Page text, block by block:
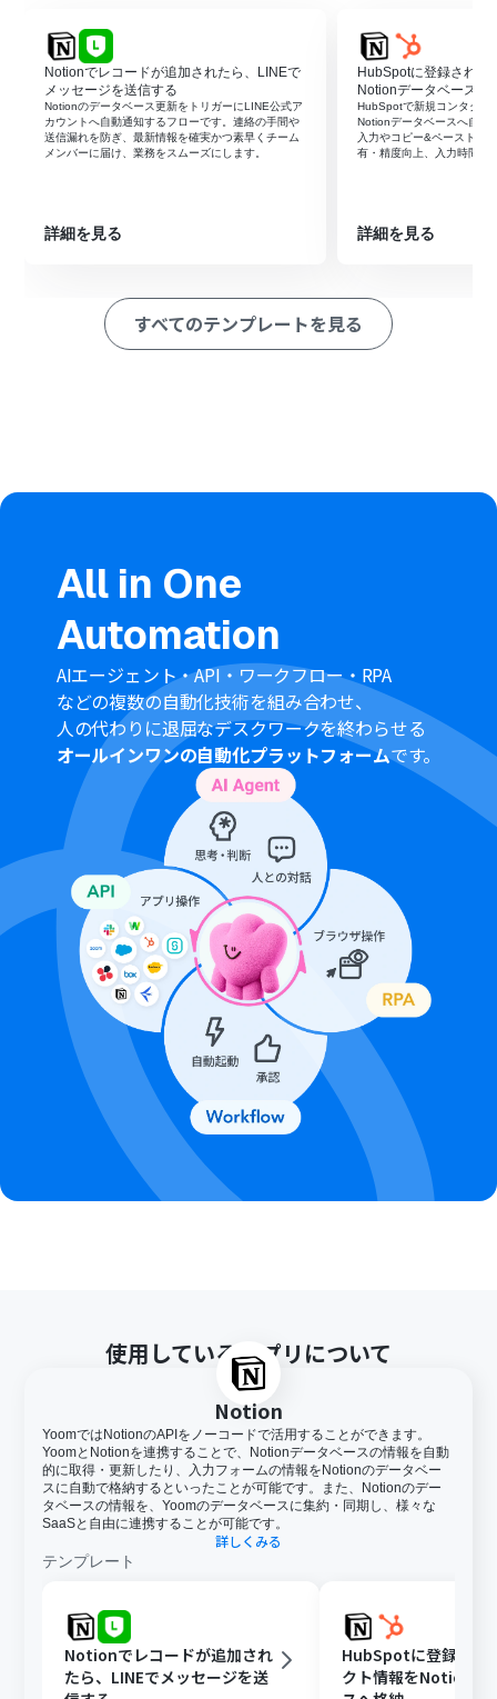
はじめに、NotionとOutlookをYoomと連携する
次に、トリガーでNotionを選択し、「特定のデータソー
スのページが作成・更新されたら」というアクションを設
定する
次に、オペレーションで分岐機能を設定し、特定の条件
に応じて後続の処理を分岐させる
得する
最後に、オペレーションでOutlookの「タスクを作成する
※「トリガー」：フロー起動のきっかけとなるアクション、「オ
ペレーション」：トリガー起動後、フロー内で処理を行うアク
そのままOutlookの予定に反映されます
Notion、OutlookのそれぞれとYoomを連携してくださ
い。
トリガーは5分、10分、15分、30分、60分の間隔で起動
間隔を選択できます。
プランによって最短の起動間隔が異なりますので、ご注意
ください。
Microsoft365（旧Office365）には、家庭向けプランと一
般法人向けプラン（Microsoft365 Business）があり、一
般法人向けプランに加入していない場合には認証に失敗
する可能性があります。
分岐はパーソナルプラン以上のプランでご利用いただけ
る機能（オペレーション）となっております。フリープラ
ンの場合は設定しているフローボットのオペレーション
はエラーとなりますので、ご注意ください。
パーソナルプランなどの有料プランは、2週間の無料トラ
イアルを行うことが可能です。無料トライアル中には制限
対象のアプリや機能（オペレーション）を使用すること
ができます。詳しくは、料金プラン
のページをご参照くだ
さい。
Notionでレコードが追加されたら、LINEで
メッセージを送信する
Notionのデータベース更新をトリガーにLINE公式ア
カウントへ自動通知するフローです。連絡の手間や
送信漏れを防ぎ、最新情報を確実かつ素早くチーム
メンバーに届け、業務をスムーズにします。
詳細を見る
HubSpotに登録された
Notionデータベースへ
HubSpotで新規コンタクト
Notionデータベースへ自動
入力やコピー&ペーストを
有・精度向上、入力時間の
詳細を見る
すべてのテンプレートを見る
All in One
Automation
AIエージェント・API・ワークフロー・RPA
などの複数の自動化技術を組み合わせ、
人の代わりに退屈なデスクワークを終わらせる
オールインワンの自動化プラットフォームです。
使用しているアプリについて
Notion
YoomではNotionのAPIをノーコードで活用することができます。
YoomとNotionを連携することで、Notionデータベースの情報を自動
的に取得・更新したり、入力フォームの情報をNotionのデータベー
スに自動で格納するといったことが可能です。また、Notionのデー
タベースの情報を、Yoomのデータベースに集約・同期し、様々な
SaaSと自由に連携することが可能です。
詳しくみる
テンプレート
Notionでレコードが追加され
たら、LINEでメッセージを送
HubSpotに登録され
クト情報をNotionデ